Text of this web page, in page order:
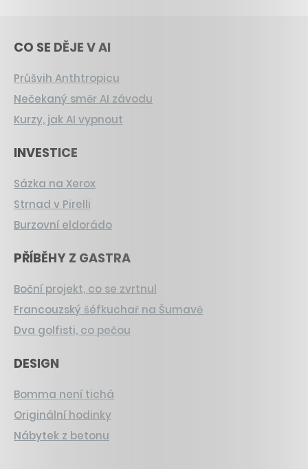
CO SE DĚJE V AI
Průšvih Anthtropicu
Nečekaný směr AI závodu
Kurzy, jak AI vypnout
INVESTICE
Sázka na Xerox
Strnad v Pirelli
Burzovní eldorádo
PŘÍBĚHY Z GASTRA
Boční projekt, co se zvrtnul
Francouzský šéfkuchař na Šumavě
Dva golfisti, co pečou
DESIGN
Bomma není tichá
Originální hodinky
Nábytek z betonu